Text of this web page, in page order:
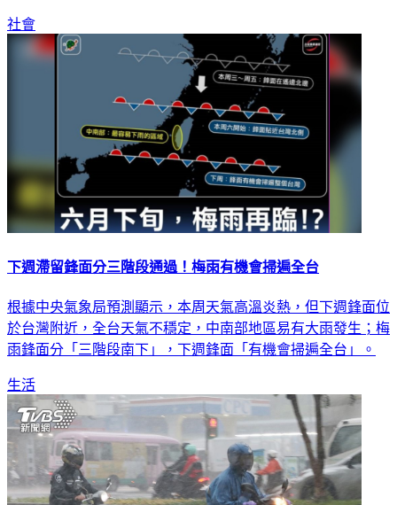
社會
下週滯留鋒面分三階段通過！梅雨有機會掃遍全台
根據中央氣象局預測顯示，本周天氣高溫炎熱，但下週鋒面位
於台灣附近，全台天氣不穩定，中南部地區易有大雨發生；梅
雨鋒面分「三階段南下」，下週鋒面「有機會掃遍全台」。
生活